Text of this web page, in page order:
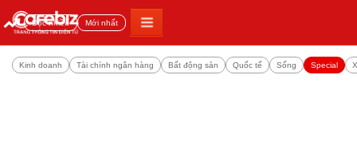
Đọc nhiều Mới nhất
Kinh doanh Tài chính ngân hàng Bất động sản Quốc tế Sống Special